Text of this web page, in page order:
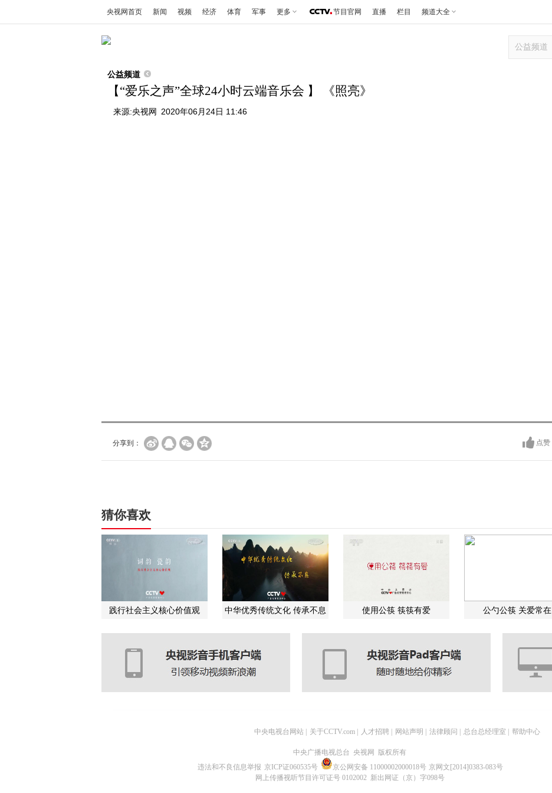
央视网首页 新闻 视频 经济 体育 军事 更多 节目官网 直播 栏目 频道大全
公益频道
【“爱乐之声”全球24小时云端音乐会 】 《照亮》
来源:央视网 2020年06月24日 11:46
分享到： 点赞
猜你喜欢
践行社会主义核心价值观 中华优秀传统文化 传承不息 使用公筷 筷筷有爱 公勺公筷 关爱常在
中央电视台网站 关于CCTV.com 人才招聘 网站声明 法律顾问 总台总经理室 帮助中心
中央广播电视总台 央视网 版权所有
违法和不良信息举报 京ICP证060535号 京公网安备 11000002000018号 京网文[2014]0383-083号
网上传播视听节目许可证号 0102002 新出网证（京）字098号